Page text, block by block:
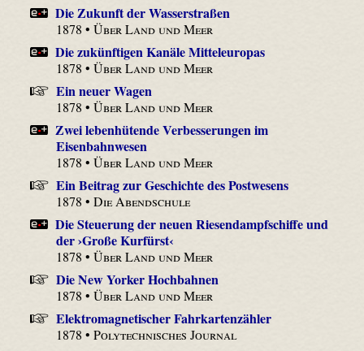
Die Zukunft der Wasserstraßen
1878 •Über Land und Meer
Die zukünftigen Kanäle Mitteleuropas
1878 •Über Land und Meer
Ein neuer Wagen
1878 •Über Land und Meer
Zwei lebenhütende Verbesserungen im
Eisenbahnwesen
1878 •Über Land und Meer
Ein Beitrag zur Geschichte des Postwesens
1878 •Die Abendschule
Die Steuerung der neuen Riesendampfschiffe und
der ›Große Kurfürst‹
1878 •Über Land und Meer
Die New Yorker Hochbahnen
1878 •Über Land und Meer
Elektromagnetischer Fahrkartenzähler
1878 •Polytechnisches Journal